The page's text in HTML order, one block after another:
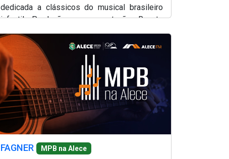
dedicada a clássicos do musical brasileiro
infantil. Produção e apresentação, Renato
Abreu.
FAGNER MPB na Alece